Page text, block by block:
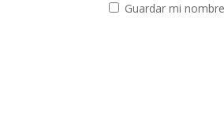
Guardar mi